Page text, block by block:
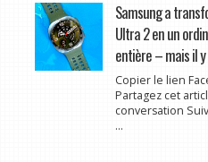
Samsung a
Ultra 2 en un
entière – mais il
Copier le lien
Partagez cet
conversation
...